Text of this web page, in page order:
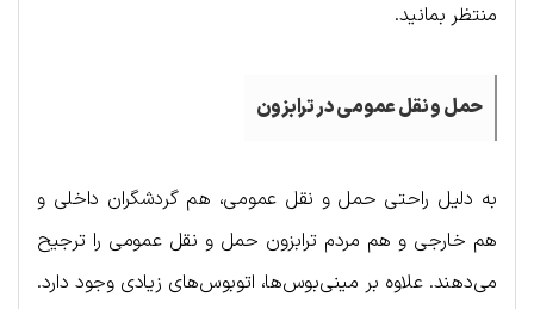
منتظر بمانید.
حمل و نقل عمومی در ترابزون
به دلیل راحتی حمل و نقل عمومی، هم گردشگران داخلی و
هم خارجی و هم مردم ترابزون حمل و نقل عمومی را ترجیح
می‌دهند. علاوه بر مینی‌بوس‌ها، اتوبوس‌های زیادی وجود دارد.